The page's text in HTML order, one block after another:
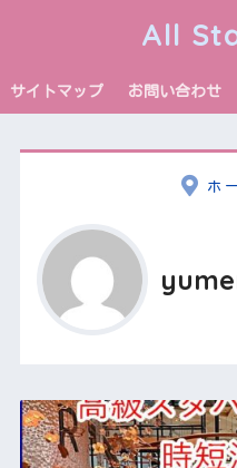
All
サイトマップ お問い合わせ
ホ